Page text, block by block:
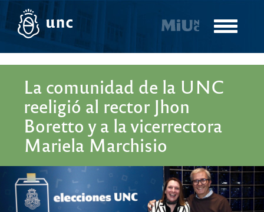
Pasar
contenido
Toggle
La comunidad de la UNC
reeligió al rector Jhon
Boretto y a la vicerrectora
Mariela Marchisio